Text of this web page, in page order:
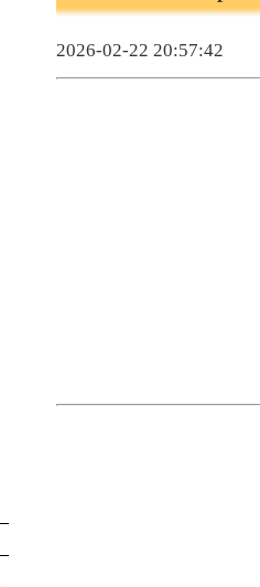
2026-02-22 20:57:42